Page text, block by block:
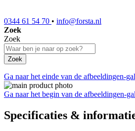
0344 61 54 70 • info@forsta.nl
Zoek
Zoek
Zoek
Ga naar het einde van de afbeeldingen-
Ga naar het begin van de afbeeldingen-
Specificaties &